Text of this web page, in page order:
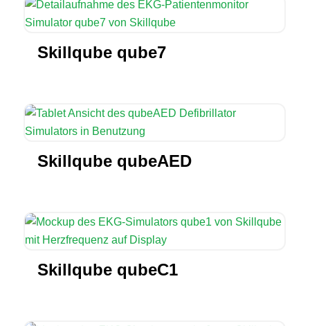
Skillqube qube7
Skillqube qubeAED
Skillqube qubeC1